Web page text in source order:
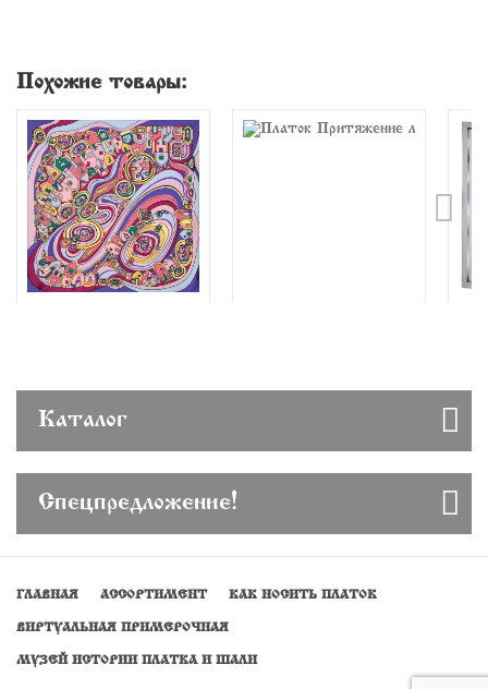
Похожие товары:
Каталог
Спецпредложение!
ГЛАВНАЯ АССОРТИМЕНТ КАК НОСИТЬ ПЛАТОК
ВИРТУАЛЬНАЯ ПРИМЕРОЧНАЯ
МУЗЕЙ ИСТОРИИ ПЛАТКА И ШАЛИ